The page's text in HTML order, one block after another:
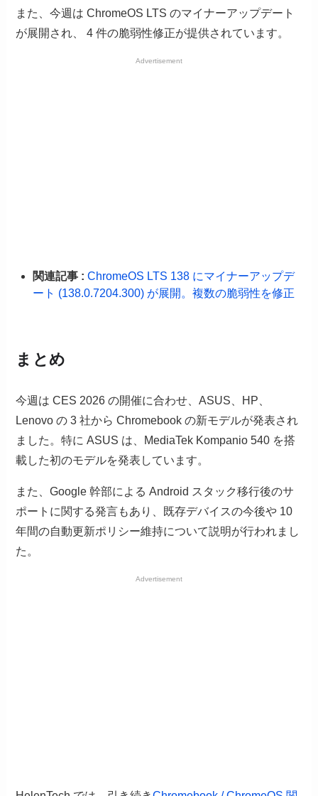
また、今週は ChromeOS LTS のマイナーアップデート
が展開され、 4 件の脆弱性修正が提供されています。
Advertisement
関連記事 :ChromeOS LTS 138 にマイナーアップデ
ート (138.0.7204.300) が展開。複数の脆弱性を修正
まとめ
今週は CES 2026 の開催に合わせ、ASUS、HP、
Lenovo の 3 社から Chromebook の新モデルが発表され
ました。特に ASUS は、MediaTek Kompanio 540 を搭
載した初のモデルを発表しています。
また、Google 幹部による Android スタック移行後のサ
ポートに関する発言もあり、既存デバイスの今後や 10
年間の自動更新ポリシー維持について説明が行われまし
た。
Advertisement